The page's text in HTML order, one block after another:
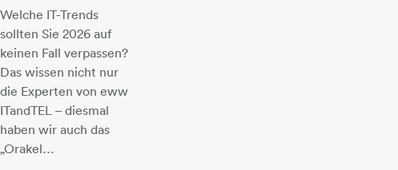
Welche IT-Trends
sollten Sie 2026 auf
keinen Fall verpassen?
Das wissen nicht nur
die Experten von eww
ITandTEL – diesmal
haben wir auch das
„Orakel…